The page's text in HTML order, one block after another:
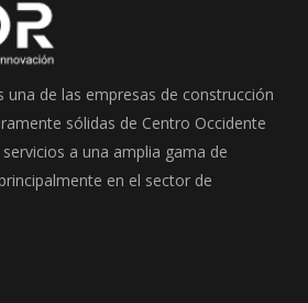
una de las empresas de construcción
sólidas de Centro Occidente
a una amplia gama de
en el sector de